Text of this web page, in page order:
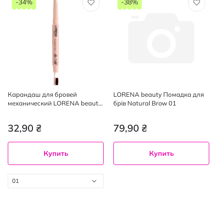
Карандаш для бровей
механический LORENA beauty
32,90 ₴
Купить
01
LORENA beauty Помадка для
брів Natural Brow 01
79,90 ₴
Купить